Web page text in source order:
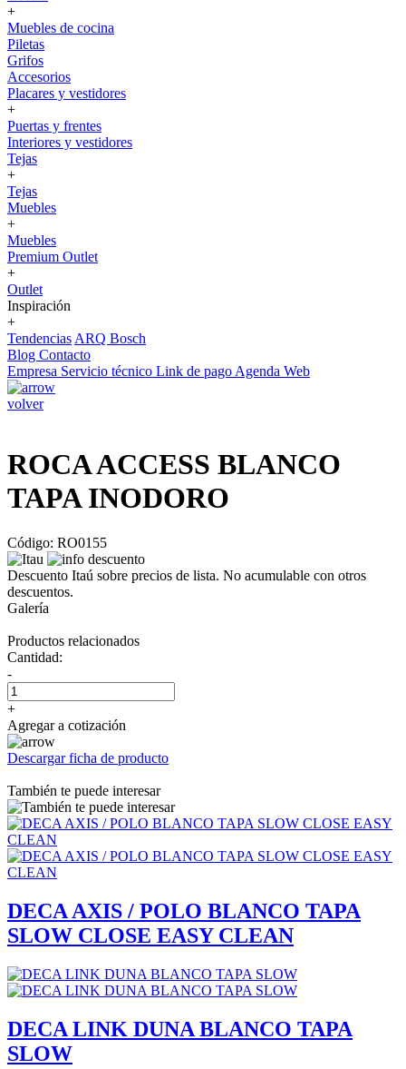
+
Muebles de cocina
Piletas
Grifos
Accesorios
Placares y vestidores
+
Puertas y frentes
Interiores y vestidores
Tejas
+
Tejas
Muebles
+
Muebles
Premium Outlet
+
Outlet
Inspiración
+
Tendencias ARQ Bosch
Blog Contacto
Empresa Servicio técnico Link de pago Agenda Web
volver
ROCA ACCESS BLANCO
TAPA INODORO
Código: RO0155
Descuento Itaú sobre precios de lista. No acumulable con otros
descuentos.
Galería
Productos relacionados
Cantidad:
-
+
Agregar a cotización
Descargar ficha de producto
También te puede interesar
DECA AXIS / POLO BLANCO TAPA
SLOW CLOSE EASY CLEAN
DECA LINK DUNA BLANCO TAPA
SLOW